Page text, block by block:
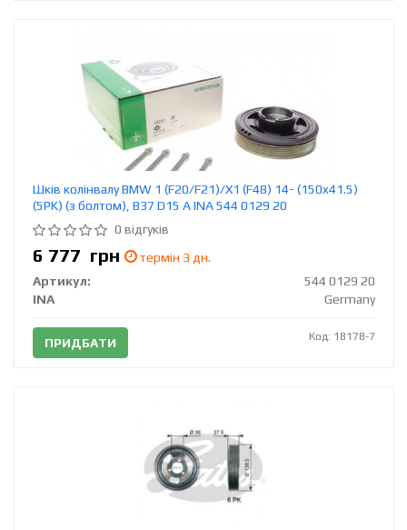
Шків колінвалу BMW 1 (F20/F21)/X1 (F48) 14- (150x41.5)
(5PK) (з болтом), B37 D15 A INA 544 0129 20
0 відгуків
6 777 грн
термін 3 дн.
Артикул:
544 0129 20
INA
Germany
ПРИДБАТИ Код: 18178-7